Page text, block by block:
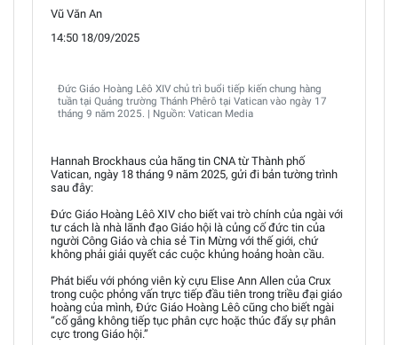
Vũ Văn An
14:50 18/09/2025
Đức Giáo Hoàng Lêô XIV chủ trì buổi tiếp kiến chung hàng
tuần tại Quảng trường Thánh Phêrô tại Vatican vào ngày 17
tháng 9 năm 2025. | Nguồn: Vatican Media
Hannah Brockhaus của hãng tin CNA từ Thành phố
Vatican, ngày 18 tháng 9 năm 2025, gửi đi bản tường trình
sau đây:
Đức Giáo Hoàng Lêô XIV cho biết vai trò chính của ngài với
tư cách là nhà lãnh đạo Giáo hội là củng cố đức tin của
người Công Giáo và chia sẻ Tin Mừng với thế giới, chứ
không phải giải quyết các cuộc khủng hoảng hoàn cầu.
Phát biểu với phóng viên kỳ cựu Elise Ann Allen của Crux
trong cuộc phỏng vấn trực tiếp đầu tiên trong triều đại giáo
hoàng của mình, Đức Giáo Hoàng Lêô cũng cho biết ngài
“cố gắng không tiếp tục phân cực hoặc thúc đẩy sự phân
cực trong Giáo hội.”